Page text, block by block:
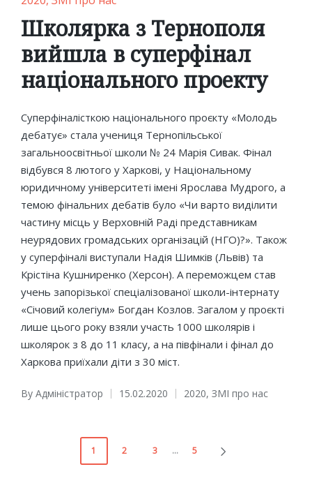
in
Школярка з Тернополя
вийшла в суперфінал
національного проекту
Суперфіналісткою національного проєкту «Молодь
дебатує» стала учениця Тернопільської
загальноосвітньої школи № 24 Марія Сивак. Фінал
відбувся 8 лютого у Харкові, у Національному
юридичному університеті імені Ярослава Мудрого, а
темою фінальних дебатів було «Чи варто виділити
частину місць у Верховній Раді представникам
неурядових громадських організацій (НГО)?». Також
у суперфіналі виступали Надія Шимків (Львів) та
Крістіна Кушниренко (Херсон). А переможцем став
учень запорізької спеціалізованої школи-інтернату
«Січовий колегіум» Богдан Козлов. Загалом у проєкті
лише цього року взяли участь 1000 школярів і
школярок з 8 до 11 класу, а на півфінали і фінал до
Харкова приїхали діти з 30 міст.
Posted
By Адміністратор 15.02.2020
Posted
2020, ЗМІ про нас
Пагінація
записів
1 2 3 … 5